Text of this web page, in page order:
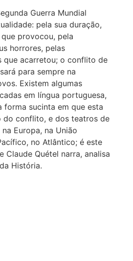
Guerra Mundial
pela sua duração,
provocou, pela
horrores, pelas
que acarretou; o conflito de
para sempre na
Existem algumas
em língua portuguesa,
forma sucinta em que esta
do conflito, e dos teatros de
Europa, na União
no Atlântico; é este
Claude Quétel narra, analisa
História.